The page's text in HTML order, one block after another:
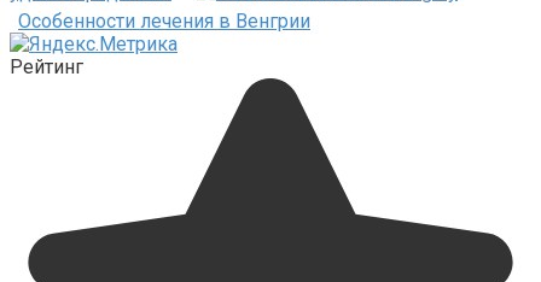
Особенности лечения в Венгрии
Рейтинг